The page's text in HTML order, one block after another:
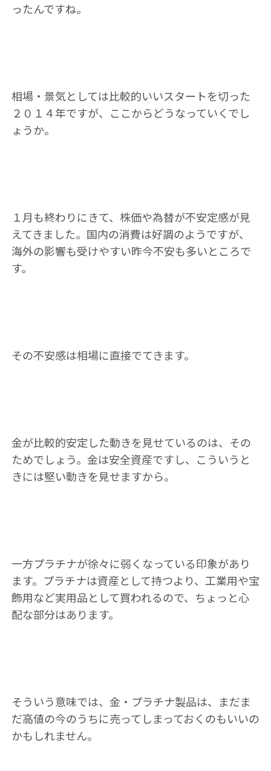
ったんですね。
相場・景気としては比較的いいスタートを切った
２０１４年ですが、ここからどうなっていくでし
ょうか。
１月も終わりにきて、株価や為替が不安定感が見
えてきました。国内の消費は好調のようですが、
海外の影響も受けやすい昨今不安も多いところで
す。
その不安感は相場に直接でてきます。
金が比較的安定した動きを見せているのは、その
ためでしょう。金は安全資産ですし、こういうと
きには堅い動きを見せますから。
一方プラチナが徐々に弱くなっている印象があり
ます。プラチナは資産として持つより、工業用や宝
飾用など実用品として買われるので、ちょっと心
配な部分はあります。
そういう意味では、金・プラチナ製品は、まだま
だ高値の今のうちに売ってしまっておくのもいいの
かもしれません。